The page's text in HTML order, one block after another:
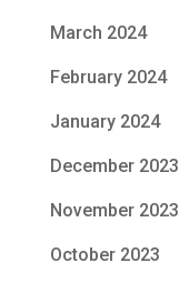
March 2024
February 2024
January 2024
December 2023
November 2023
October 2023